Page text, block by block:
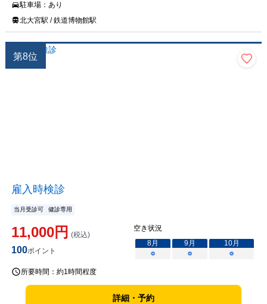
駐車場： あり
北大宮駅 / 鉄道博物館駅
第8位
雇入時検診
当月受診可 健診専用
11,000円 (税込)
100ポイント
空き状況
8月 9月 10月
○
○ ○
所要時間： 約1時間程度
詳細・予約